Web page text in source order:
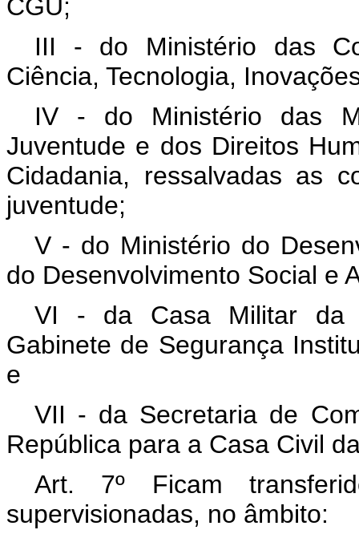
CGU;
III - do Ministério das
Ciência, Tecnologia,
IV - do Ministério das
Juventude e dos Direitos
Cidadania, ressalvadas as
juventude;
V - do Ministério do
do Desenvolvimento Social e
VI - da Casa Militar da
Gabinete de Segurança
e
VII - da Secretaria de
República para a Casa Civil
Art. 7º Ficam
supervisionadas, no âmbito: